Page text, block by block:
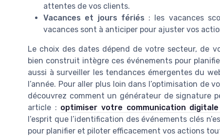
attentes de vos clients.
Vacances et jours fériés : les vacances
vacances sont à anticiper pour ajuster vos
Le choix des dates dépend de votre secteur, de
bien construit intègre ces événements pour
aussi à surveiller les tendances émergentes du
l’année. Pour aller plus loin dans l’optimisation
découvrez comment un générateur de signature
article : optimiser votre communication
l’esprit que l’identification des événements clés
pour planifier et piloter efficacement vos actions